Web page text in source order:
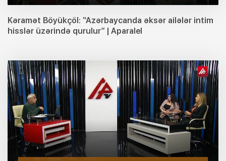
Kəramət Böyükçöl: “Azərbaycanda əksər ailələr intim
hisslər üzərində qurulur” | Aparalel